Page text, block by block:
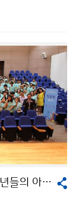
태양)를 피하고
청‧보건복지부‧
추진하고 있다.
아지고 있는 상
과 민관협력을 강
하겠습니다.
지진으로부터의 국민안전,청소년들의 아이디어를 엿보다!